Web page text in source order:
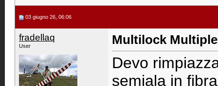
03 giugno 26, 06:06
fradellaq
User Multilock
Devo
semiala in